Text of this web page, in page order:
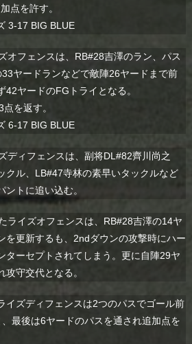
点を許す。
3-17 BIG BLUE
オフェンスは、RB#28吉澤のラン、パス
ヤードランなどで敵陣26ヤードまで前
ヤードのFGトライとなる。
を返す。
6-17 BIG BLUE
ディフェンスは、副将DL#82齊川尚之
クル、LB#47寺林の素早いタックルなど
トに追い込む。
ライズオフェンスは、RB#28吉澤の14ヤ
を更新するも、2ndダウンの攻撃時にハー
ターセプトされてしまう。更に自陣29ヤ
守交代となる。
イズディフェンスは2つのパスでゴール前
最後は6ヤードのパスを通され追加点を